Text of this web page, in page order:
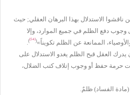
ناقشوا الاستدلال بهذا البرهان العقلي; حيث
وجوب دفع الظلم في جميع الموارد، وإلا
الممانعة عن الظلم تكويناً»(
[54]
)
العقل قبح الظلم يغدو الاستدلال على
حرمة حفظ أو وجوب إتلاف كتب الضلال،
الفساد) ظلمٌ.